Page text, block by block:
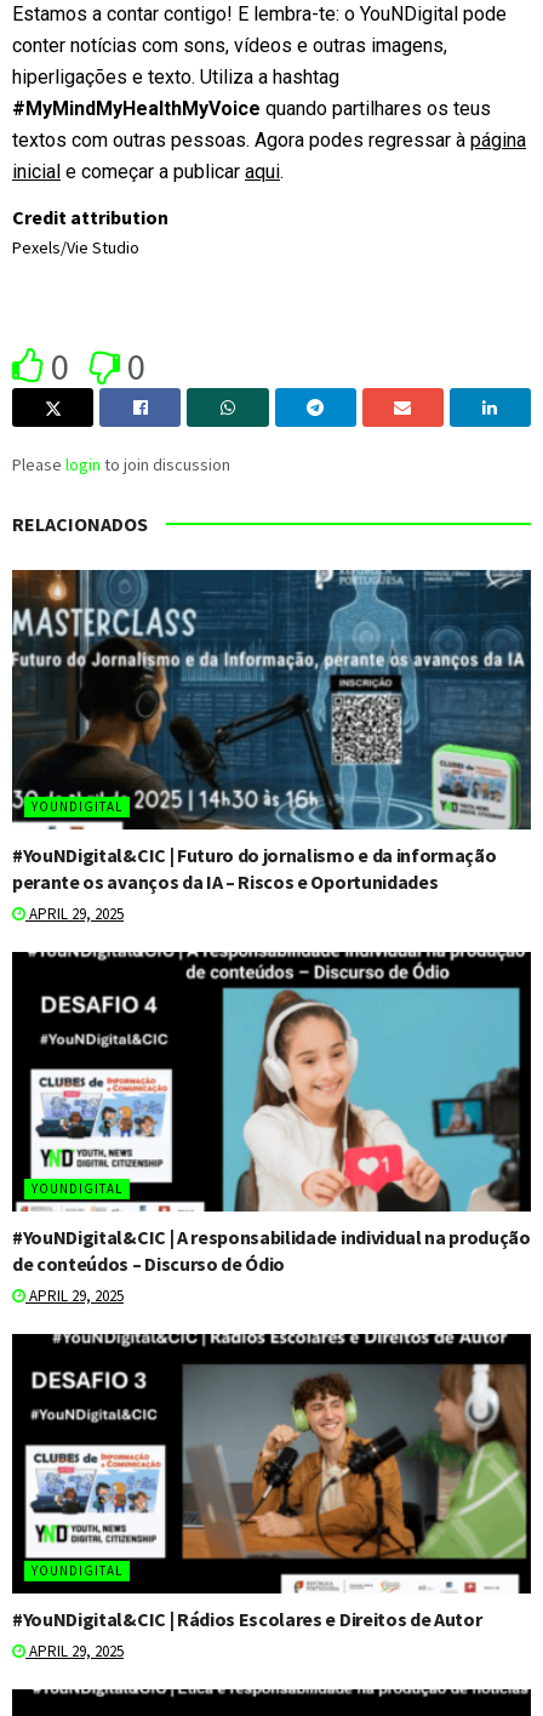
Estamos a contar contigo! E lembra-te: o YouNDigital pode
conter notícias com sons, vídeos e outras imagens,
hiperligações e texto. Utiliza a hashtag
#MyMindMyHealthMyVoice quando partilhares os teus
textos com outras pessoas. Agora podes regressar à página
inicial e começar a publicar aqui.
Credit attribution
Pexels/Vie Studio
0 0
Please login to join discussion
RELACIONADOS
YOUNDIGITAL
#YouNDigital&CIC | Futuro do jornalismo e da informação
perante os avanços da IA – Riscos e Oportunidades
APRIL 29, 2025
YOUNDIGITAL
#YouNDigital&CIC | A responsabilidade individual na produção
de conteúdos – Discurso de Ódio
APRIL 29, 2025
YOUNDIGITAL
#YouNDigital&CIC | Rádios Escolares e Direitos de Autor
APRIL 29, 2025